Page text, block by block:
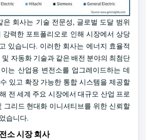
은 회사는 기술 전문성, 글로벌 도달 범위
강력한 포트폴리오로 인해 시장에서 상당
있습니다. 이러한 회사는 에너지 효율적
및 자동화 기술과 같은 배전 분야의 최첨단
는 산업용 변전소를 업그레이드하는 데
있고 확장 가능한 통합 시스템을 제공할
전 세계 주요 시장에서 대규모 산업 프로
그리드 현대화 이니셔티브를 위한 신뢰할
습니다.
소 시장 회사